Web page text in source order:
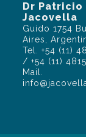
Dr Patricio
Jacovella
Guido 1754
Aires,
Tel. +54 (11)
/ +54 (11)
Mail.